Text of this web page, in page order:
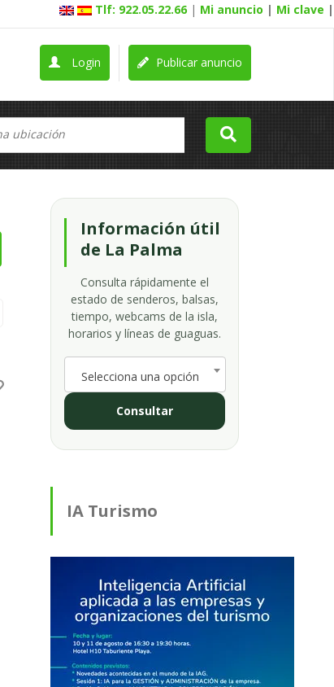
Tlf: 922.05.22.66 | Mi anuncio | Mi clave |
Publicar anuncio
Login
Información útil
de La Palma
Consulta rápidamente el
estado de senderos, balsas,
tiempo, webcams de la isla,
horarios y líneas de guaguas.
Selecciona una opción
Consultar
IA Turismo